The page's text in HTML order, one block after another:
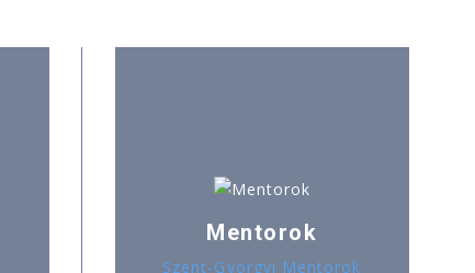
Mentorok
Szent-Györgyi Mentorok